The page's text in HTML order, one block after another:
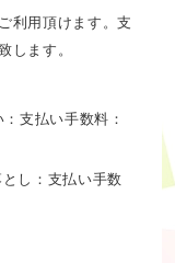
利用頂けます。支
します。
支払い手数料：
し：支払い手数